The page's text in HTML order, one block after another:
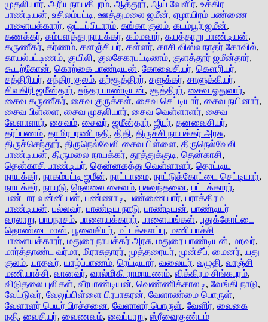
முதலியார், அரியநாயகிபுரம், ஆத்தூர், ஆய் வேளிர், உக்கிர
பாண்டியன், உசிலம்பட்டி, ஊத்துமலை ஜமீன், ஏழாயிரம் பண்ணை
பாளையக்காரர், ஒட்டப்பிடாரம், கங்கா குலம், கடம்பூர் ஜமீன்,
கணக்கர், கம்பளத்து நாயக்கர், கம்மவார், கயத்தாறு பாண்டியன்,
கருணீகர், கர்ணம், களஞ்சியர், கள்ளர், காசி விஸ்வநாதர் கோவில்,
காயல்பட்டிணம், குயிலி, குலசேகரபட்டிணம், குளத்தூர் ஜமீன்தார்,
கூடற்கோன், கொற்கை பாண்டியன், கோவைசியர், கௌரியர்,
சத்திரியர், சந்திர குலம், சற்சூத்திரர், சளுக்கர், சாளுக்கியர்,
சிவகிரி ஜமீன்தார், சுந்தர பாண்டியன், சூத்திரர், சைவ ஓதுவார்,
சைவ கருணீகர், சைவ குருக்கள், சைவ செட்டியார், சைவ நயினார்,
சைவ பிள்ளை, சைவ முதலியார், சைவ வெள்ளாளர், சைவ
வேளாளார், சைவம், சைவர், ஜமீன்தார், ஜீயர், தனவைசியர்,
தர்ப்பணம், தாமிரபரணி நதி, திதி, திருச்சி நாயக்கர் அரசு,
திருச்செந்தூர், திருநெல்வேலி சைவ பிள்ளை, திருநெல்வேலி
பாண்டியன், திருமலை நாயக்கர், தூத்துக்குடி, தென்காசி,
தென்காசி பாண்டியர், தென்னகத்து வெள்ளாளர், தொட்டிய
நாயக்கர், நாகம்பட்டி ஜமீன், நாட்டாமை, நாட்டுக்கோட்டை செட்டியார்,
நாயக்கர், நாயுடு, நெல்லை சைவம், பசுவந்தனை, பட்டக்காரர்,
பண்டார வன்னியன், பண்ணாடி, பண்ணையார், பராக்கிரம
பாண்டியன், பல்லவர், பாண்டிய நாடு, பாண்டியன், பாண்டியர்
வரலாறு, பாபநாசம், பாளையக்காரர், பாளையங்கள், புதுக்கோட்டை
தொண்டைமான், பூவைசியர், மட்டக்களப்பு, மணியாச்சி
பாளையக்காரர், மதுரை நாயக்கர் அரசு, மதுரை பாண்டியன், மறவர்,
மார்த்தாண்ட வர்மா, மிராசுதாரர், முத்தரையர், முன்சீப், மைனர், யது
குலம், யாதவர், யாழ்ப்பாணம், ரெட்டியார், வலையர், வழுதி, வாஞ்சி
மணியாச்சி, வானவர், வால்மிகி ராமாயணம், விக்கிரம சிங்கபுரம்,
விடுதலை புலிகள், வீரபாண்டியன், வெண்ணிக்காலடி, வேங்கி நாடு,
வேட்டுவர், வேலுப்பிள்ளை பிரபாகரன், வேளாண்மை பொருள்,
வேளாளர் பெயர் பிரச்சனை, வேளாளர் பொருள், வேளிர், வைகை
நதி, வைசியர், வைணவம், வைப்பாறு, ஸ்ரீவைகுண்டம்